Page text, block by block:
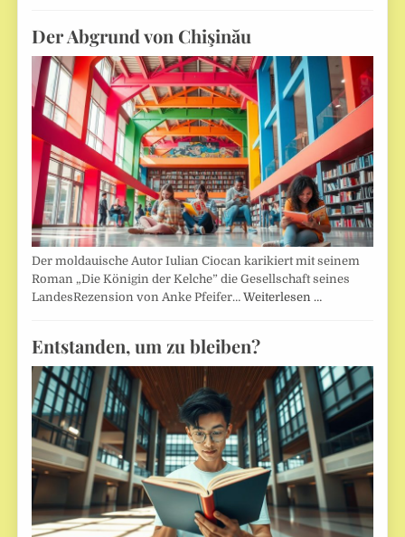
Der Abgrund von Chişinău
Der moldauische Autor Iulian Ciocan karikiert mit seinem
Roman „Die Königin der Kelche” die Gesellschaft seines
LandesRezension von Anke Pfeifer…Weiterlesen …
Entstanden, um zu bleiben?